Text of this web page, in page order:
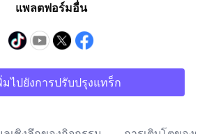
แพลตฟอร์มอื่น
มไปยังการปรับปรุงแทร็ก